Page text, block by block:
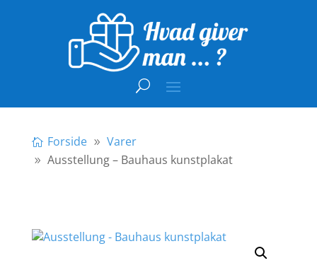
Forside
Varer
Ausstellung – Bauhaus kunstplakat